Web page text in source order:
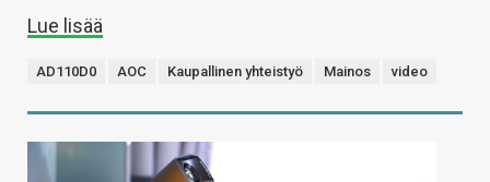
Lue lisää
AD110D0 AOC Kaupallinen yhteistyö Mainos video